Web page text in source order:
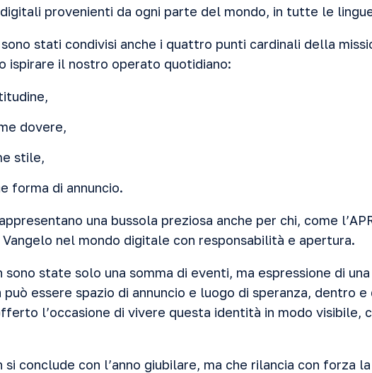
digitali provenienti da ogni parte del mondo, in tutte le
stati condivisi anche i quattro punti cardinali della
ispirare il nostro operato quotidiano:
dovere,
stile,
forma di annuncio.
una bussola preziosa anche per chi, come
nel mondo digitale con responsabilità e apertura.
sono state solo una somma di eventi, ma espressione di
essere spazio di annuncio e luogo di speranza, dentro
l’occasione di vivere questa identità in modo visibile,
si conclude con l’anno giubilare, ma che rilancia con forza